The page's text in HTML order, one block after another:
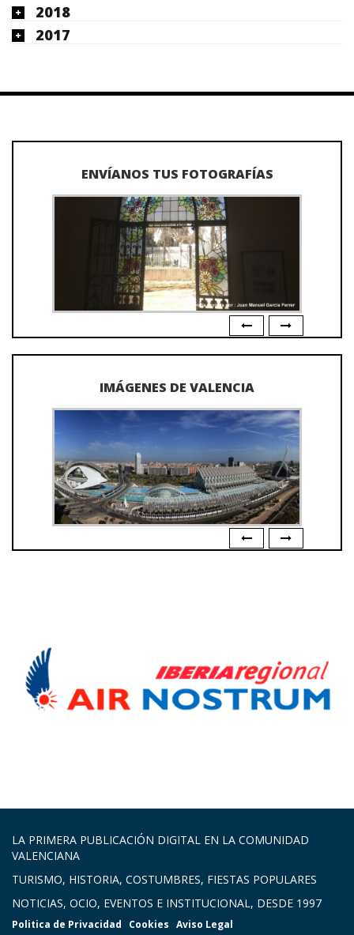
2018
2017
ENVÍANOS TUS FOTOGRAFÍAS
IMÁGENES DE VALENCIA
LA PRIMERA PUBLICACIÓN DIGITAL EN LA COMUNIDAD
VALENCIANA
TURISMO, HISTORIA, COSTUMBRES, FIESTAS POPULARES
NOTICIAS, OCIO, EVENTOS E INSTITUCIONAL, DESDE 1997
Politica de Privacidad Cookies Aviso Legal